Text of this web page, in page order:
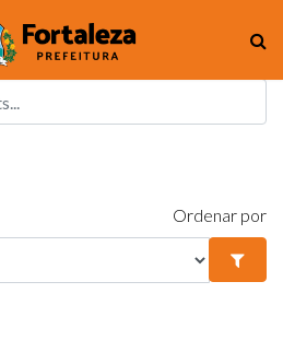
Ordenar por